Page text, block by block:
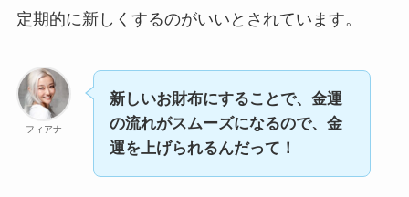
定期的に新しくするのがいいとされています。
フィアナ
新しいお財布にすることで、金運
の流れがスムーズになるので、金
運を上げられるんだって！